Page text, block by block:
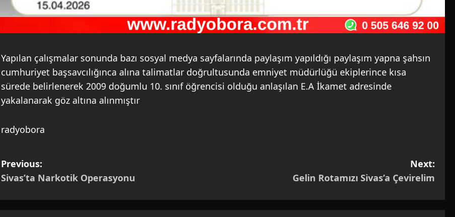
Yapılan çalışmalar sonunda bazı sosyal medya sayfalarında paylaşım yapıldığı paylaşım yapna şahsın
cumhuriyet başsavcılığınca alına talimatlar doğrultusunda emniyet müdürlüğü ekiplerince kısa
sürede belirlenerek 2009 doğumlu 10. sınıf öğrencisi olduğu anlaşılan E.A İkamet adresinde
yakalanarak göz altına alınmıştır
radyobora
P
o
s
Previous:
Sivas’ta Narkotik Operasyonu
Next:
Gelin Rotamızı Sivas’a Çevirelim